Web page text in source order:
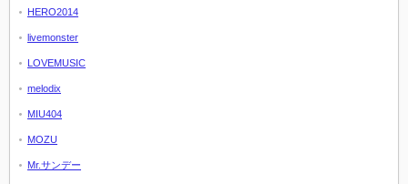
HERO2014
livemonster
LOVEMUSIC
melodix
MIU404
MOZU
Mr.サンデー